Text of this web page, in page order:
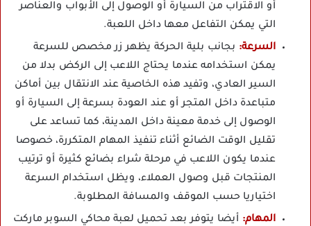
أو الاقتراب من السيارة أو الوصول إلى الأبواب والعناصر
التي يمكن التفاعل معها داخل اللعبة.
السرعة: بجانب بلية الحركة يظهر زر مخصص للسرعة
يمكن استخدامه عندما يحتاج اللاعب إلى الركض بدلا من
السير العادي، وتفيد هذه الخاصية عند الانتقال بين أماكن
متباعدة داخل المتجر أو عند العودة بسرعة إلى السيارة أو
الوصول إلى خدمة معينة داخل المدينة، كما تساعد على
تقليل الوقت الضائع أثناء تنفيذ المهام المتكررة، خصوصا
عندما يكون اللاعب في مرحلة شراء بضائع كثيرة أو ترتيب
المنتجات قبل وصول العملاء، ويظل استخدام السرعة
اختياريا حسب الموقف والمسافة المطلوبة.
المهام: أيضا يتوفر بعد تحميل لعبة محاكي السوبر ماركت